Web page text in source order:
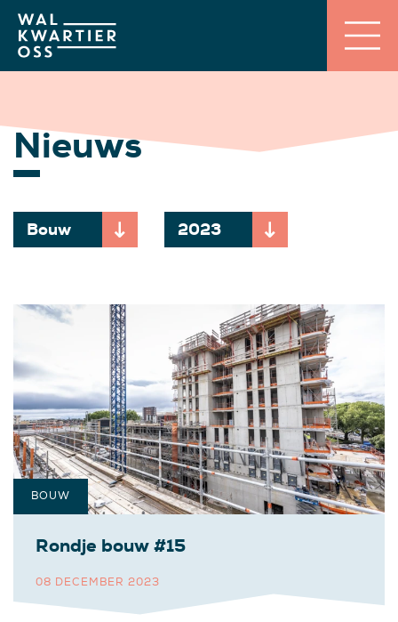
Nieuws
Momenteel gekozen onderwerp:
Bouw
Momenteel gekozen jaar:
2023
Rondje bouw #15
08 DECEMBER 2023
BOUW